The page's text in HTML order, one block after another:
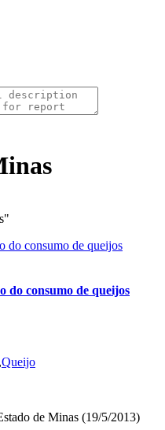
do consumo de queijos
,Queijo
de Minas (19/5/2013)